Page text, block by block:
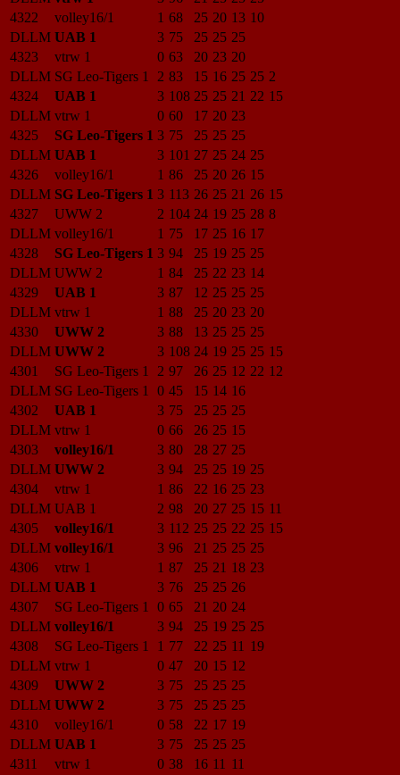
4322
volley16/1 1 68 25 20 13 10
DLLM UAB 1 3 75 25 25 25
4323
vtrw 1 0 63 20 23 20
DLLM SG Leo-Tigers 1 2 83 15 16 25 25 2
4324
UAB 1 3 108 25 25 21 22 15
DLLM vtrw 1 0 60 17 20 23
4325
SG Leo-Tigers 1 3 75 25 25 25
DLLM UAB 1 3 101 27 25 24 25
4326
volley16/1 1 86 25 20 26 15
DLLM SG Leo-Tigers 1 3 113 26 25 21 26 15
4327
UWW 2 2 104 24 19 25 28 8
DLLM volley16/1 1 75 17 25 16 17
4328
SG Leo-Tigers 1 3 94 25 19 25 25
DLLM UWW 2 1 84 25 22 23 14
4329
UAB 1 3 87 12 25 25 25
DLLM vtrw 1 1 88 25 20 23 20
4330
UWW 2 3 88 13 25 25 25
DLLM UWW 2 3 108 24 19 25 25 15
4301
SG Leo-Tigers 1 2 97 26 25 12 22 12
DLLM SG Leo-Tigers 1 0 45 15 14 16
4302
UAB 1 3 75 25 25 25
DLLM vtrw 1 0 66 26 25 15
4303
volley16/1 3 80 28 27 25
DLLM UWW 2 3 94 25 25 19 25
4304
vtrw 1 1 86 22 16 25 23
DLLM UAB 1 2 98 20 27 25 15 11
4305
volley16/1 3 112 25 25 22 25 15
DLLM volley16/1 3 96 21 25 25 25
4306
vtrw 1 1 87 25 21 18 23
DLLM UAB 1 3 76 25 25 26
4307
SG Leo-Tigers 1 0 65 21 20 24
DLLM volley16/1 3 94 25 19 25 25
4308
SG Leo-Tigers 1 1 77 22 25 11 19
DLLM vtrw 1 0 47 20 15 12
4309
UWW 2 3 75 25 25 25
DLLM UWW 2 3 75 25 25 25
4310
volley16/1 0 58 22 17 19
DLLM UAB 1 3 75 25 25 25
4311
vtrw 1 0 38 16 11 11